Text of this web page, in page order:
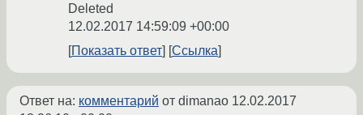
Deleted
12.02.2017 14:59:09 +00:00
Показать ответ
Ссылка
Ответ на: комментарий от dimanao 12.02.2017